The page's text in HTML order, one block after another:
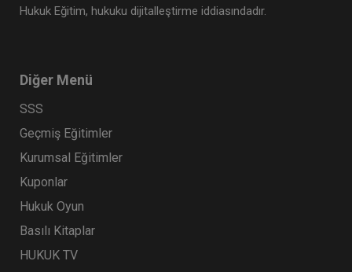
Hukuk Eğitim, hukuku dijitalleştirme iddiasındadır.
Diğer Menü
SSS
Geçmiş Eğitimler
Kurumsal Eğitimler
Kuponlar
Hukuk Oyun
Basılı Kitaplar
HUKUK TV